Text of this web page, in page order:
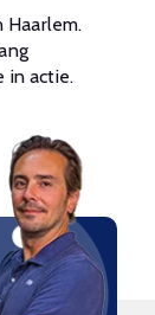
Haarlem.
in actie.